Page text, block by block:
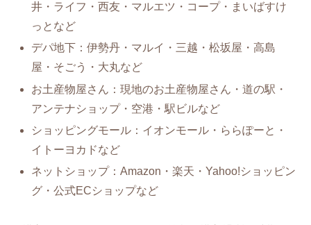
井・ライフ・西友・マルエツ・コープ・まいばすけ
っとなど
デパ地下：伊勢丹・マルイ・三越・松坂屋・高島
屋・そごう・大丸など
お土産物屋さん：現地のお土産物屋さん・道の駅・
アンテナショップ・空港・駅ビルなど
ショッピングモール：イオンモール・ららぽーと・
イトーヨカドなど
ネットショップ：Amazon・楽天・Yahoo!ショッピン
グ・公式ECショップなど